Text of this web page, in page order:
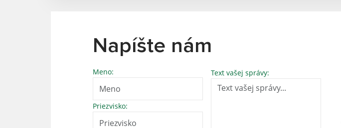
Napíšte nám
Meno:
Priezvisko:
Text vašej správy: